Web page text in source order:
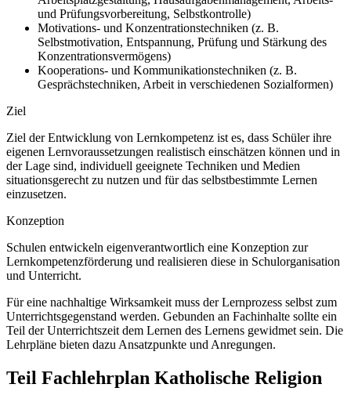
und Prüfungsvorbereitung, Selbstkontrolle)
Motivations- und Konzentrationstechniken (z. B.
Selbstmotivation, Entspannung, Prüfung und Stärkung des
Konzentrationsvermögens)
Kooperations- und Kommunikationstechniken (z. B.
Gesprächstechniken, Arbeit in verschiedenen Sozialformen)
Ziel
Ziel der Entwicklung von Lernkompetenz ist es, dass Schüler ihre
eigenen Lernvoraussetzungen realistisch einschätzen können und in
der Lage sind, individuell geeignete Techniken und Medien
situationsgerecht zu nutzen und für das selbstbestimmte Lernen
einzusetzen.
Konzeption
Schulen entwickeln eigenverantwortlich eine Konzeption zur
Lernkompetenzförderung und realisieren diese in Schulorganisation
und Unterricht.
Für eine nachhaltige Wirksamkeit muss der Lernprozess selbst zum
Unterrichtsgegenstand werden. Gebunden an Fachinhalte sollte ein
Teil der Unterrichtszeit dem Lernen des Lernens gewidmet sein. Die
Lehrpläne bieten dazu Ansatzpunkte und Anregungen.
Teil Fachlehrplan Katholische Religion